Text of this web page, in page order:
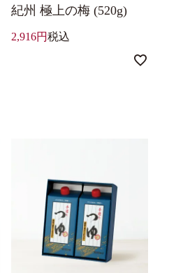
紀州 極上の梅 (520g)
2,916 税込